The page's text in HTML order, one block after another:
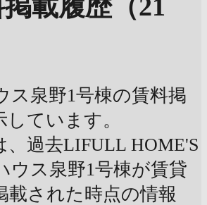
載履歴（21
ス泉野1号棟の賃料掲
ています。
、過去LIFULL HOME'S
ウス泉野1号棟が賃貸
載された時点の情報